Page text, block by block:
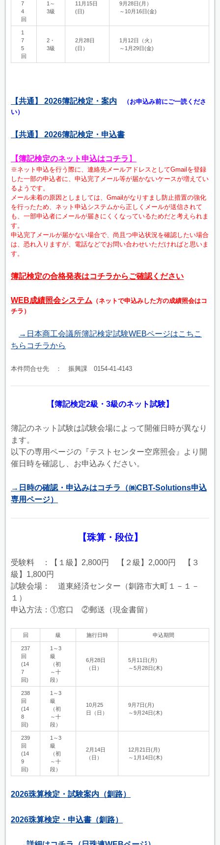
7
4
回
1～
3級
11月15日
(日)
9月28日(月）
～10月16日(金)
1
7
5
回
2・
3級
2月28日
(日）
1月12日（火）
～1月29日(金)
【共通】 2026簿記検定・案内 （お申込み前にご一読くださ
い）
【共通】 2026簿記検定・申込書
【簿記検定のネット申込はコチラ 】
※ネット申込を行う際に、連絡先メールアドレスとしてGmailを登録
した一部の申込者に、申込完了メール等が届かないケースが増えてい
るようです。
メール未着の原因としましては、Gmailがなりすまし防止措置の強化
を行ったため、ネット申込システムから正しくメールが送信されて
も、一部申込者にメールが届きにくくなっているためだと考えられま
す。
申込完了メールが届かない場合で、尚且つ申込状況を確認したい場合
は、恐れ入りますが、電話などでお問い合わせいただければと思いま
す。
簿記検定の合格発表はコチラからご確認ください
WEB成績照会システム （ネットで申込みした方の成績照会はコ
チラ）
→日本商工会議所簿記検定試験WEBページはこちこ
ちらコチラから
本件問合せ先 ： 振興課 0154-41-4143
【簿記検定2級・3級のネット試験】
簿記のネット試験は試験会場によって開催日時が異なり
ます。
以下の専用ページの『テストセンター空席照会』より開
催日時を確認し、お申込みください。
→日時の確認・申込みはコチラ（㈱CBT-Solutions申込
専用ページ）
【珠算・段位】
受験料 ：【１級】2,800円 【２級】2,000円 【３
級】1,800円
試験会場： 道東経済センター（釧路市大町１－１－
１）
申込方法：①窓口 ②郵送（現金書留）
回 級 施行日時 申込期間
237
回
(14
7
回)
1～3
級
（初
～十
段）
6月28日
（日）
5月11日(月)
～5月28日(木)
238
回
(14
8
回)
1～3
級
（初
～十
段）
10月25
日（日）
9月7日(月)
～9月24日(木)
239
回
(14
9
回)
1～3
級
（初
～十
段）
2月14日
（日）
12月21日(月)
～1月14日(木)
2026珠算検定・試験案内（釧路）
2026珠算検定・申込書（釧路）